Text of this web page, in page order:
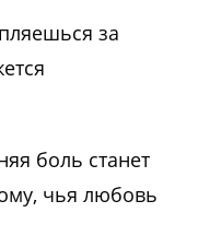
за
боль станет
чья любовь